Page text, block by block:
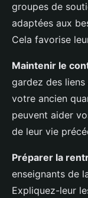
groupes de
adaptées aux
Cela favorise
Maintenir le
gardez des
votre ancien
peuvent aider
de leur vie
Préparer la
enseignants de
Expliquez-leur